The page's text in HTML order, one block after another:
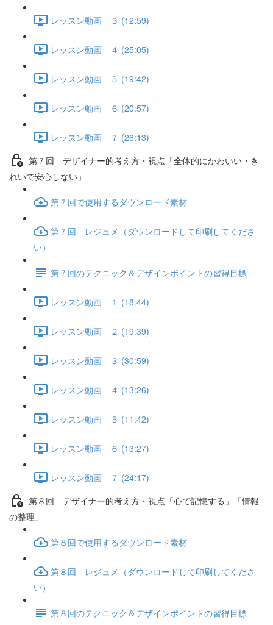
レッスン動画 ３ (12:59)
レッスン動画 ４ (25:05)
レッスン動画 ５ (19:42)
レッスン動画 ６ (20:57)
レッスン動画 ７ (26:13)
第７回 デザイナー的考え方・視点「全体的にかわいい・き
れいで安心しない」
第７回で使用するダウンロード素材
第７回 レジュメ（ダウンロードして印刷してくださ
い）
第７回のテクニック＆デザインポイントの習得目標
レッスン動画 １ (18:44)
レッスン動画 ２ (19:39)
レッスン動画 ３ (30:59)
レッスン動画 ４ (13:26)
レッスン動画 ５ (11:42)
レッスン動画 ６ (13:27)
レッスン動画 ７ (24:17)
第８回 デザイナー的考え方・視点「心で記憶する」「情報
の整理」
第８回で使用するダウンロード素材
第８回 レジュメ（ダウンロードして印刷してくださ
い）
第８回のテクニック＆デザインポイントの習得目標